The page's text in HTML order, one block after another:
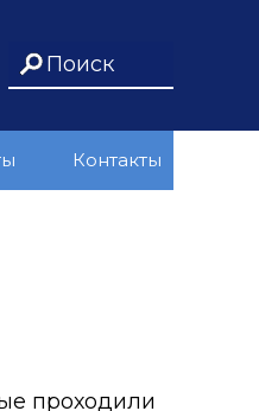
Контакты
проходили